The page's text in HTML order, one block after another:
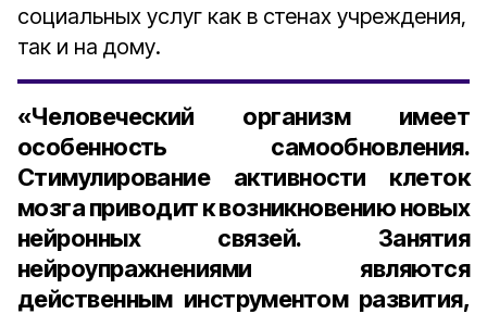
социальных услуг как в стенах учреждения,
так и на дому.
«Человеческий организм имеет
особенность самообновления.
Стимулирование активности клеток
мозга приводит к возникновению новых
нейронных связей. Занятия
нейроупражнениями являются
действенным инструментом развития,